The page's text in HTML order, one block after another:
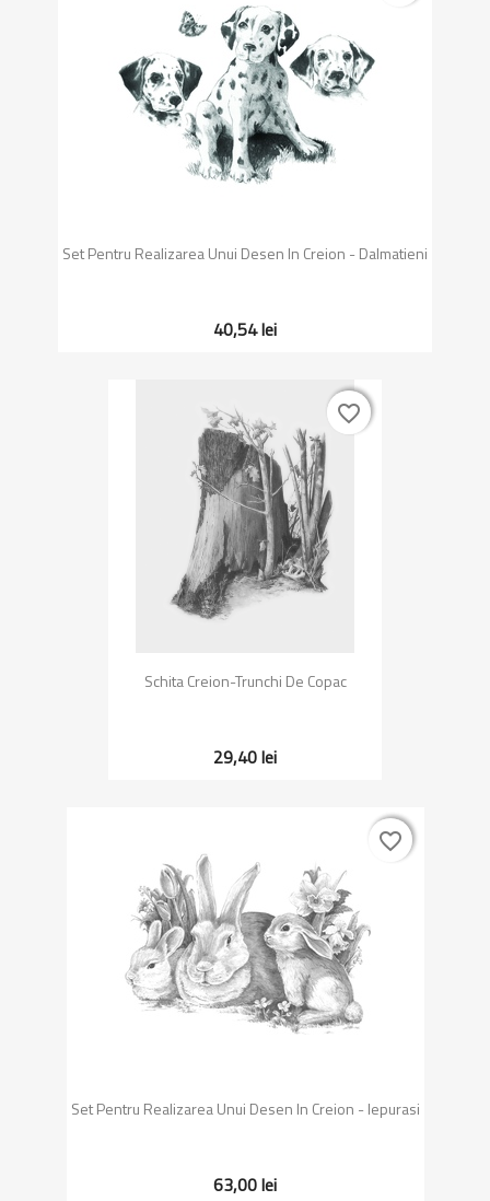
Set Pentru Realizarea Unui Desen In Creion - Dalmatieni
40,54 lei
Schita Creion-Trunchi De Copac
29,40 lei
favorite_border
favorite_border
Set Pentru Realizarea Unui Desen In Creion - Iepurasi
63,00 lei
favorite_border
favorite_border